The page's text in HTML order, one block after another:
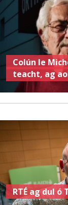
Colún le
teacht, ag
RTÉ ag dul ó